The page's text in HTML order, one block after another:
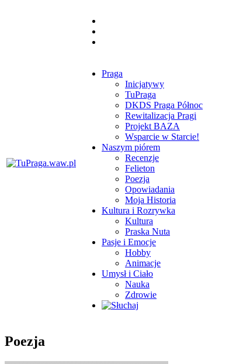
Praga
Inicjatywy
TuPraga
DKDS Praga Północ
Rewitalizacja Pragi
Projekt BAZA
Wsparcie w Starcie!
Naszym piórem
Recenzje
Felieton
Poezja
Opowiadania
Moja Historia
Kultura i Rozrywka
Kultura
Praska Nuta
Pasje i Emocje
Hobby
Animacje
Umysł i Ciało
Nauka
Zdrowie
Poezja